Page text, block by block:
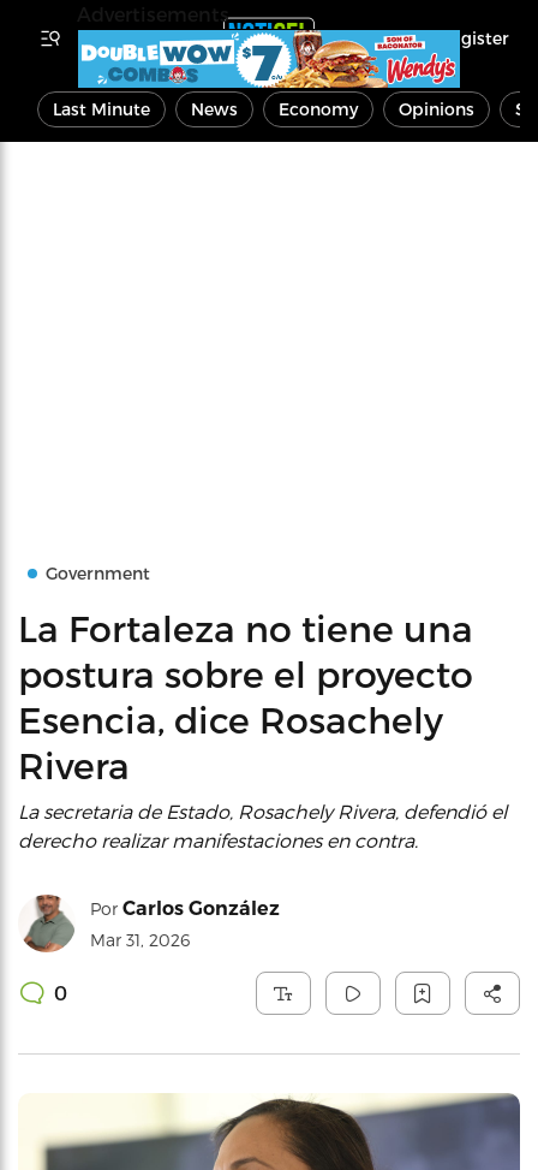
Register
Last Minute News Economy Opinions
Government
La Fortaleza no tiene una
postura sobre el proyecto
Esencia, dice Rosachely
Rivera
La secretaria de Estado, Rosachely Rivera, defendió el
derecho realizar manifestaciones en contra.
Por Carlos González
Mar 31, 2026
0
Advertisements